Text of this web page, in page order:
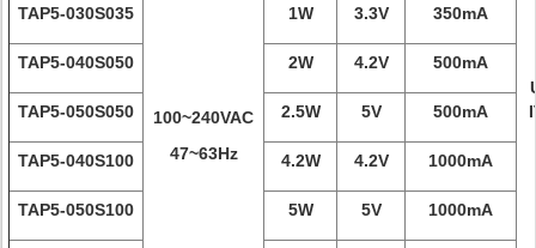
TAP5-030S035
100~240VAC
47~63Hz
1W 3.3V 350mA
TAP5-040S050 2W 4.2V 500mA
TAP5-050S050 2.5W 5V 500mA
TAP5-040S100 4.2W 4.2V 1000mA
TAP5-050S100 5W 5V 1000mA